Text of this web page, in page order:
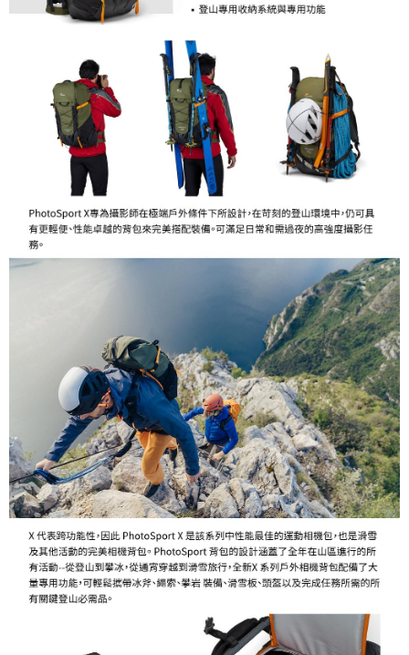
４．使用「AFTEE先享後付」時，將依據個別帳號之用戶狀況，依本公司即
時審查核予不同之上限額度；若仍有額度不足之情形，本公司將視審查結果
５．嚴禁一人註冊多個帳號或使用他人資訊註冊。若發現惡意使用之情形，
恩沛科技股份有限公司將有權停止該用戶之使用額度並採取法律行動。